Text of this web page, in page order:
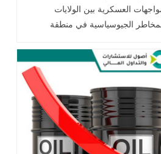
العسكرية بين الولايات
الجيوسياسية في منطقة